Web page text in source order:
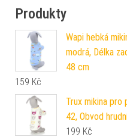
Produkty
Wapi hebká
modrá, Délka
48 cm
159 Kč
Trux mikina pro
42, Obvod
199 Kč